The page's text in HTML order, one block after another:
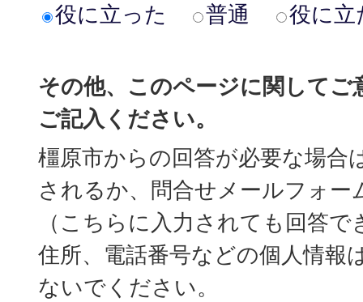
役に立った
普通 役に立
その他、このページに関してご
ご記入ください。
橿原市からの回答が必要な場合
されるか、問合せメールフォー
（こちらに入力されても回答
住所、電話番号などの個人情報
ないでください。